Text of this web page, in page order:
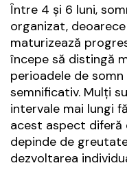
Între 4 și 6 luni,
organizat,
maturizează
începe să distingă
perioadele de
semnificativ. Mulți
intervale mai lungi
acest aspect diferă
depinde de
dezvoltarea